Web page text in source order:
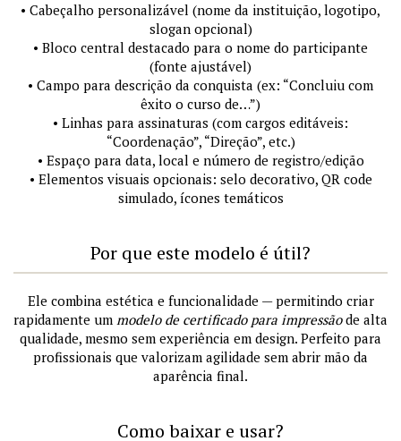
• Cabeçalho personalizável (nome da instituição, logotipo,
slogan opcional)
• Bloco central destacado para o nome do participante
(fonte ajustável)
• Campo para descrição da conquista (ex: “Concluiu com
êxito o curso de…”)
• Linhas para assinaturas (com cargos editáveis:
“Coordenação”, “Direção”, etc.)
• Espaço para data, local e número de registro/edição
• Elementos visuais opcionais: selo decorativo, QR code
simulado, ícones temáticos
Por que este modelo é útil?
Ele combina estética e funcionalidade — permitindo criar
rapidamente um modelo de certificado para impressãode alta
qualidade, mesmo sem experiência em design. Perfeito para
profissionais que valorizam agilidade sem abrir mão da
aparência final.
Como baixar e usar?